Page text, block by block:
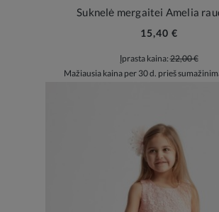
Suknelė mergaitei Amelia
15,40 €
Įprasta kaina:22,00 €
Mažiausia kaina per 30 d. prieš